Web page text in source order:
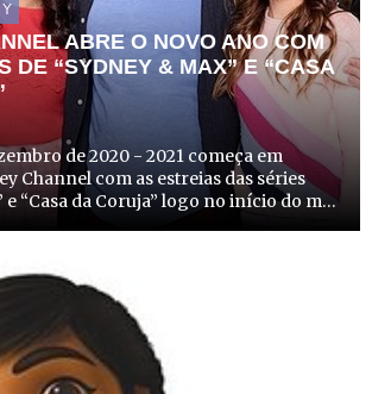
ABRE O NOVO ANO COM
DE “SYDNEY & MAX” E “CASA
de 2020 - 2021 começa em
Channel com as estreias das séries
e “Casa da Coruja” logo no início do mês